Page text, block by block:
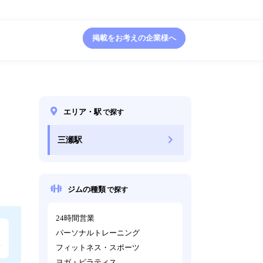
掲載をお考えの企業様へ
エリア・駅で探す
三瀬駅
ジムの種類で探す
24時間営業
パーソナルトレーニング
フィットネス・スポーツ